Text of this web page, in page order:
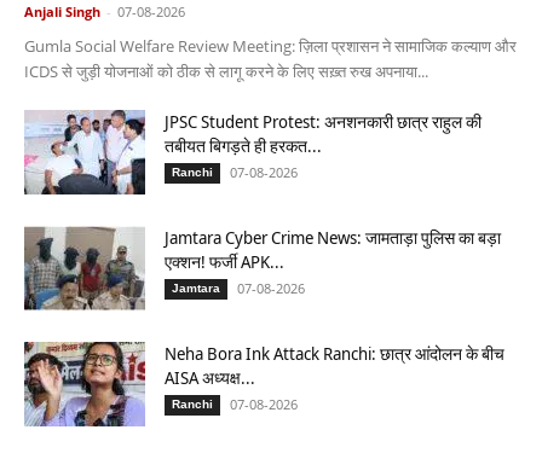
Anjali Singh - 07-08-2026
Gumla Social Welfare Review Meeting: ज़िला प्रशासन ने सामाजिक कल्याण और
ICDS से जुड़ी योजनाओं को ठीक से लागू करने के लिए सख़्त रुख अपनाया...
JPSC Student Protest: अनशनकारी छात्र राहुल की
तबीयत बिगड़ते ही हरकत...
Ranchi 07-08-2026
Jamtara Cyber Crime News: जामताड़ा पुलिस का बड़ा
एक्शन! फर्जी APK...
Jamtara 07-08-2026
Neha Bora Ink Attack Ranchi: छात्र आंदोलन के बीच
AISA अध्यक्ष...
Ranchi 07-08-2026